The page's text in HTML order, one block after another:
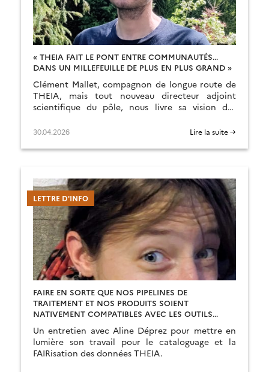
« THEIA FAIT LE PONT ENTRE COMMUNAUTÉS…
DANS UN MILLEFEUILLE DE PLUS EN PLUS GRAND »
Clément Mallet, compagnon de longue route de
THEIA, mais tout nouveau directeur adjoint
scientifique du pôle, nous livre sa vision des
30.04.2026 Lire la suite →
LETTRE D'INFO
FAIRE EN SORTE QUE NOS PIPELINES DE
TRAITEMENT ET NOS PRODUITS SOIENT
NATIVEMENT COMPATIBLES AVEC LES OUTILS
Un entretien avec Aline Déprez pour mettre en
lumière son travail pour le cataloguage et la
FAIRisation des données THEIA.